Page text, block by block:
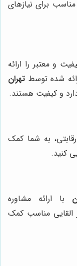
برای نیازهای
و معتبر را ارائه
شده توسط تهران
و کیفیت هستند.
به شما کمک
کنید.
با ارائه مشاوره
مناسب کمک